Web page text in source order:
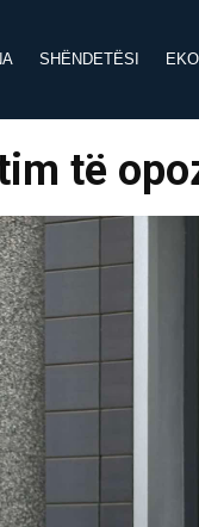
SHËNDETËSI
të